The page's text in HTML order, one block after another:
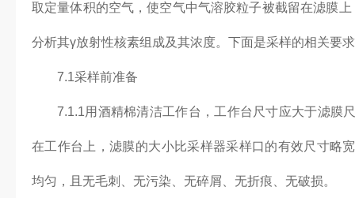
取定量体积的空气，使空气中气溶胶粒子被截留在滤膜
分析其γ放射性核素组成及其浓度。下面是采样的相关要
7.1采样前准备
7.1.1用酒精棉清洁工作台，工作台尺寸应大于滤膜
在工作台上，滤膜的大小比采样器采样口的有效尺寸略
均匀，且无毛刺、无污染、无碎屑、无折痕、无破损。